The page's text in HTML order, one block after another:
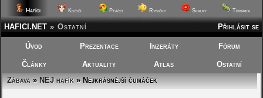
Hafíci Kočičí Ptáčci Rybičky Skalky Terárka
Přihlásit se
HAFICI.NET » Ostatní
Úvod Prezentace Inzeráty Fórum
Články Aktuality Atlas
Ostatní
Zábava»NEJ hafík» Nejkrásnější čumáček